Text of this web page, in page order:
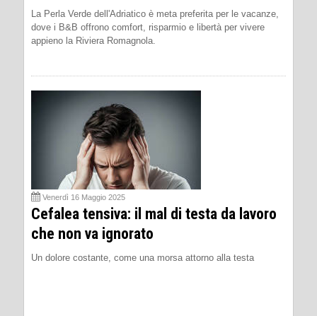
La Perla Verde dell'Adriatico è meta preferita per le vacanze,
dove i B&B offrono comfort, risparmio e libertà per vivere
appieno la Riviera Romagnola.
Venerdì 16 Maggio 2025
Cefalea tensiva: il mal di testa da lavoro
che non va ignorato
Un dolore costante, come una morsa attorno alla testa